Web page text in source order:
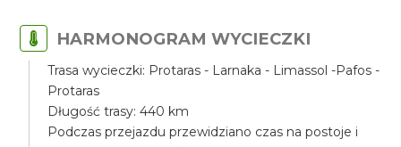
HARMONOGRAM WYCIECZKI
Trasa wycieczki: Protaras - Larnaka - Limassol -Pafos -
Protaras
Długość trasy: 440 km
Podczas przejazdu przewidziano czas na postoje i